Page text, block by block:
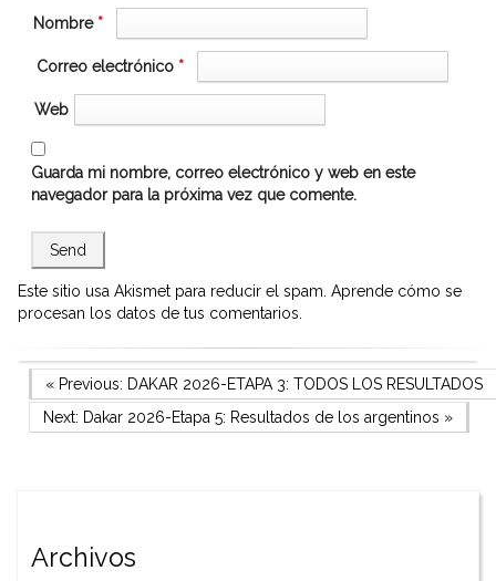
Nombre *
Correo electrónico *
Web
Guarda mi nombre, correo electrónico y web en este
navegador para la próxima vez que comente.
Este sitio usa Akismet para reducir el spam. Aprende cómo se
procesan los datos de tus comentarios.
Navegación
de
Previous Post
« Previous: DAKAR 2026-ETAPA 3: TODOS LOS RESULTADOS
Next Post
Next: Dakar 2026-Etapa 5: Resultados de los argentinos »
Archivos